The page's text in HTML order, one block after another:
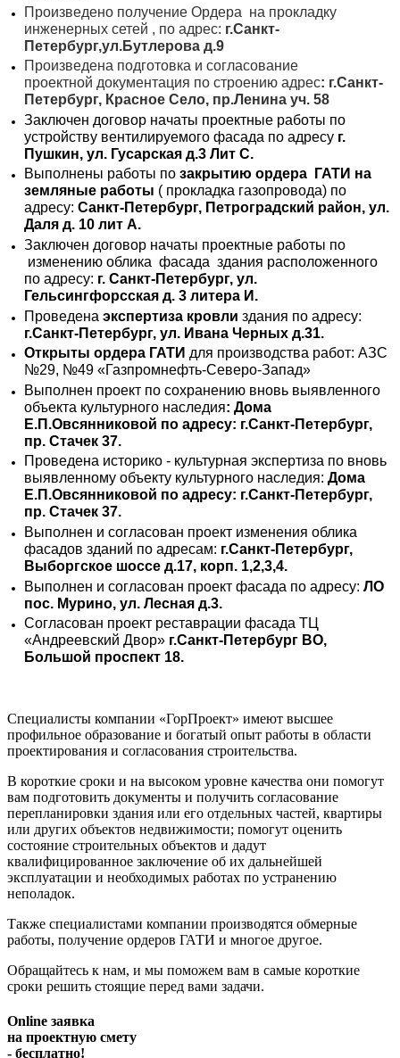
Произведено получение Ордера на прокладку
инженерных сетей , по адрес: г.Санкт-
Петербург,ул.Бутлерова д.9
Произведена подготовка и согласование
проектной документация по строению адрес: г.Санкт-
Петербург, Красное Село, пр.Ленина уч. 58
Заключен договор начаты проектные работы по
устройству вентилируемого фасада по адресу г.
Пушкин, ул. Гусарская д.3 Лит С.
Выполнены работы позакрытию ордера ГАТИ на
земляные работы ( прокладка газопровода) по
адресу:Санкт-Петербург, Петроградский район, ул.
Даля д. 10 лит А.
Заключен договор начаты проектные работы по
изменению облика фасада здания расположенного
по адресу: г. Санкт-Петербург, ул.
Гельсингфорсская д. 3 литера И.
Проведенаэкспертиза кровли здания по адресу:
г.Санкт-Петербург, ул. Ивана Черных д.31.
Открыты ордера ГАТИ для производства работ: АЗС
№29, №49 «Газпромнефть-Северо-Запад»
Выполнен проект по сохранению вновь выявленного
объекта культурного наследия: Дома
Е.П.Овсянниковой по адресу: г.Санкт-Петербург,
пр. Стачек 37.
Проведена историко - культурная экспертиза по вновь
выявленному объекту культурного наследия:Дома
Е.П.Овсянниковой по адресу: г.Санкт-Петербург,
пр. Стачек 37.
Выполнен и согласован проект изменения облика
фасадов зданий по адресам: г.Санкт-Петербург,
Выборгское шоссе д.17, корп. 1,2,3,4.
Выполнен и согласован проект фасада по адресу: ЛО
пос. Мурино, ул. Лесная д.3.
Согласован проект реставрации фасада ТЦ
«Андреевский Двор» г.Санкт-Петербург ВО,
Большой проспект 18.
Специалисты компании «ГорПроект» имеют высшее
профильное образование и богатый опыт работы в области
проектирования и согласования строительства.
В короткие сроки и на высоком уровне качества они помогут
вам подготовить документы и получить согласование
перепланировки здания или его отдельных частей, квартиры
или других объектов недвижимости; помогут оценить
состояние строительных объектов и дадут
квалифицированное заключение об их дальнейшей
эксплуатации и необходимых работах по устранению
неполадок.
Также специалистами компании производятся обмерные
работы, получение ордеров ГАТИ и многое другое.
Обращайтесь к нам, и мы поможем вам в самые короткие
сроки решить стоящие перед вами задачи.
Online заявка
на проектную смету
- бесплатно!